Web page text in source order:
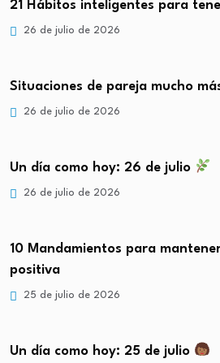
21 Hábitos inteligentes para
26 de julio de 2026
Situaciones de pareja mucho
26 de julio de 2026
Un día como hoy: 26 de julio
26 de julio de 2026
10 Mandamientos para
positiva
25 de julio de 2026
Un día como hoy: 25 de julio